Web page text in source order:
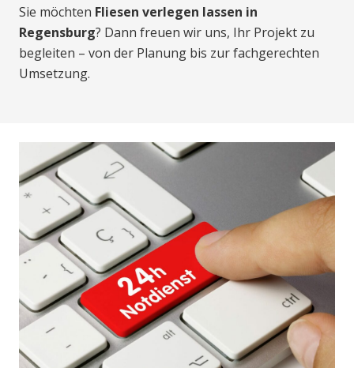
Sie möchten Fliesen verlegen lassen in
Regensburg? Dann freuen wir uns, Ihr Projekt zu
begleiten – von der Planung bis zur fachgerechten
Umsetzung.